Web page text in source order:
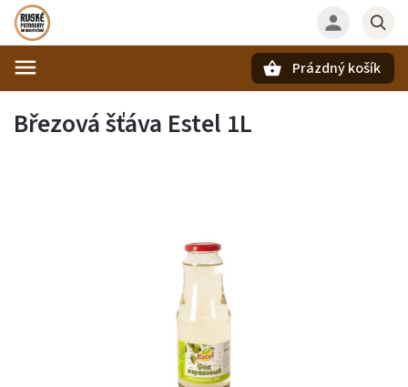
Prázdný košík
Březová šťáva Estel 1L